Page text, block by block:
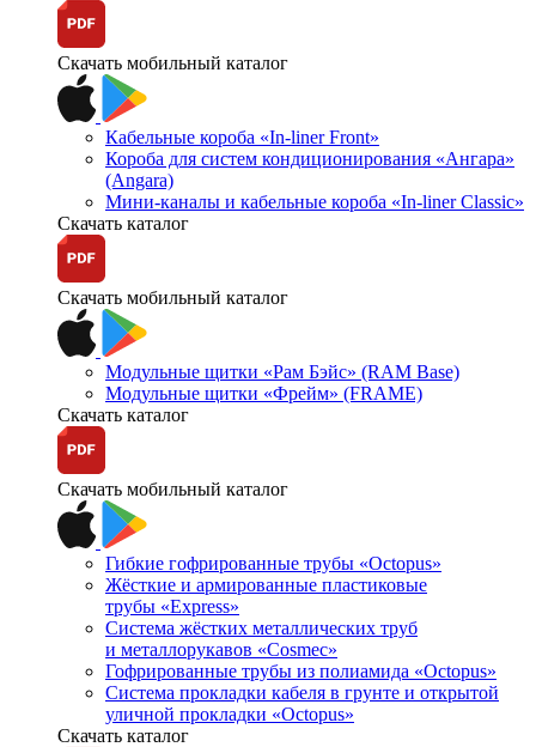
Скачать мобильный каталог
Кабельные короба «In-liner Front»
Короба для систем кондиционирования «Ангара»
(Angara)
Мини-каналы и кабельные короба «In-liner Classic»
Скачать каталог
Скачать мобильный каталог
Модульные щитки «Рам Бэйс» (RAM Base)
Модульные щитки «Фрейм» (FRAME)
Скачать каталог
Скачать мобильный каталог
Гибкие гофрированные трубы «Octopus»
Жёсткие и армированные пластиковые
трубы «Express»
Система жёстких металлических труб
и металлорукавов «Cosmec»
Гофрированные трубы из полиамида «Octopus»
Система прокладки кабеля в грунте и открытой
уличной прокладки «Octopus»
Скачать каталог